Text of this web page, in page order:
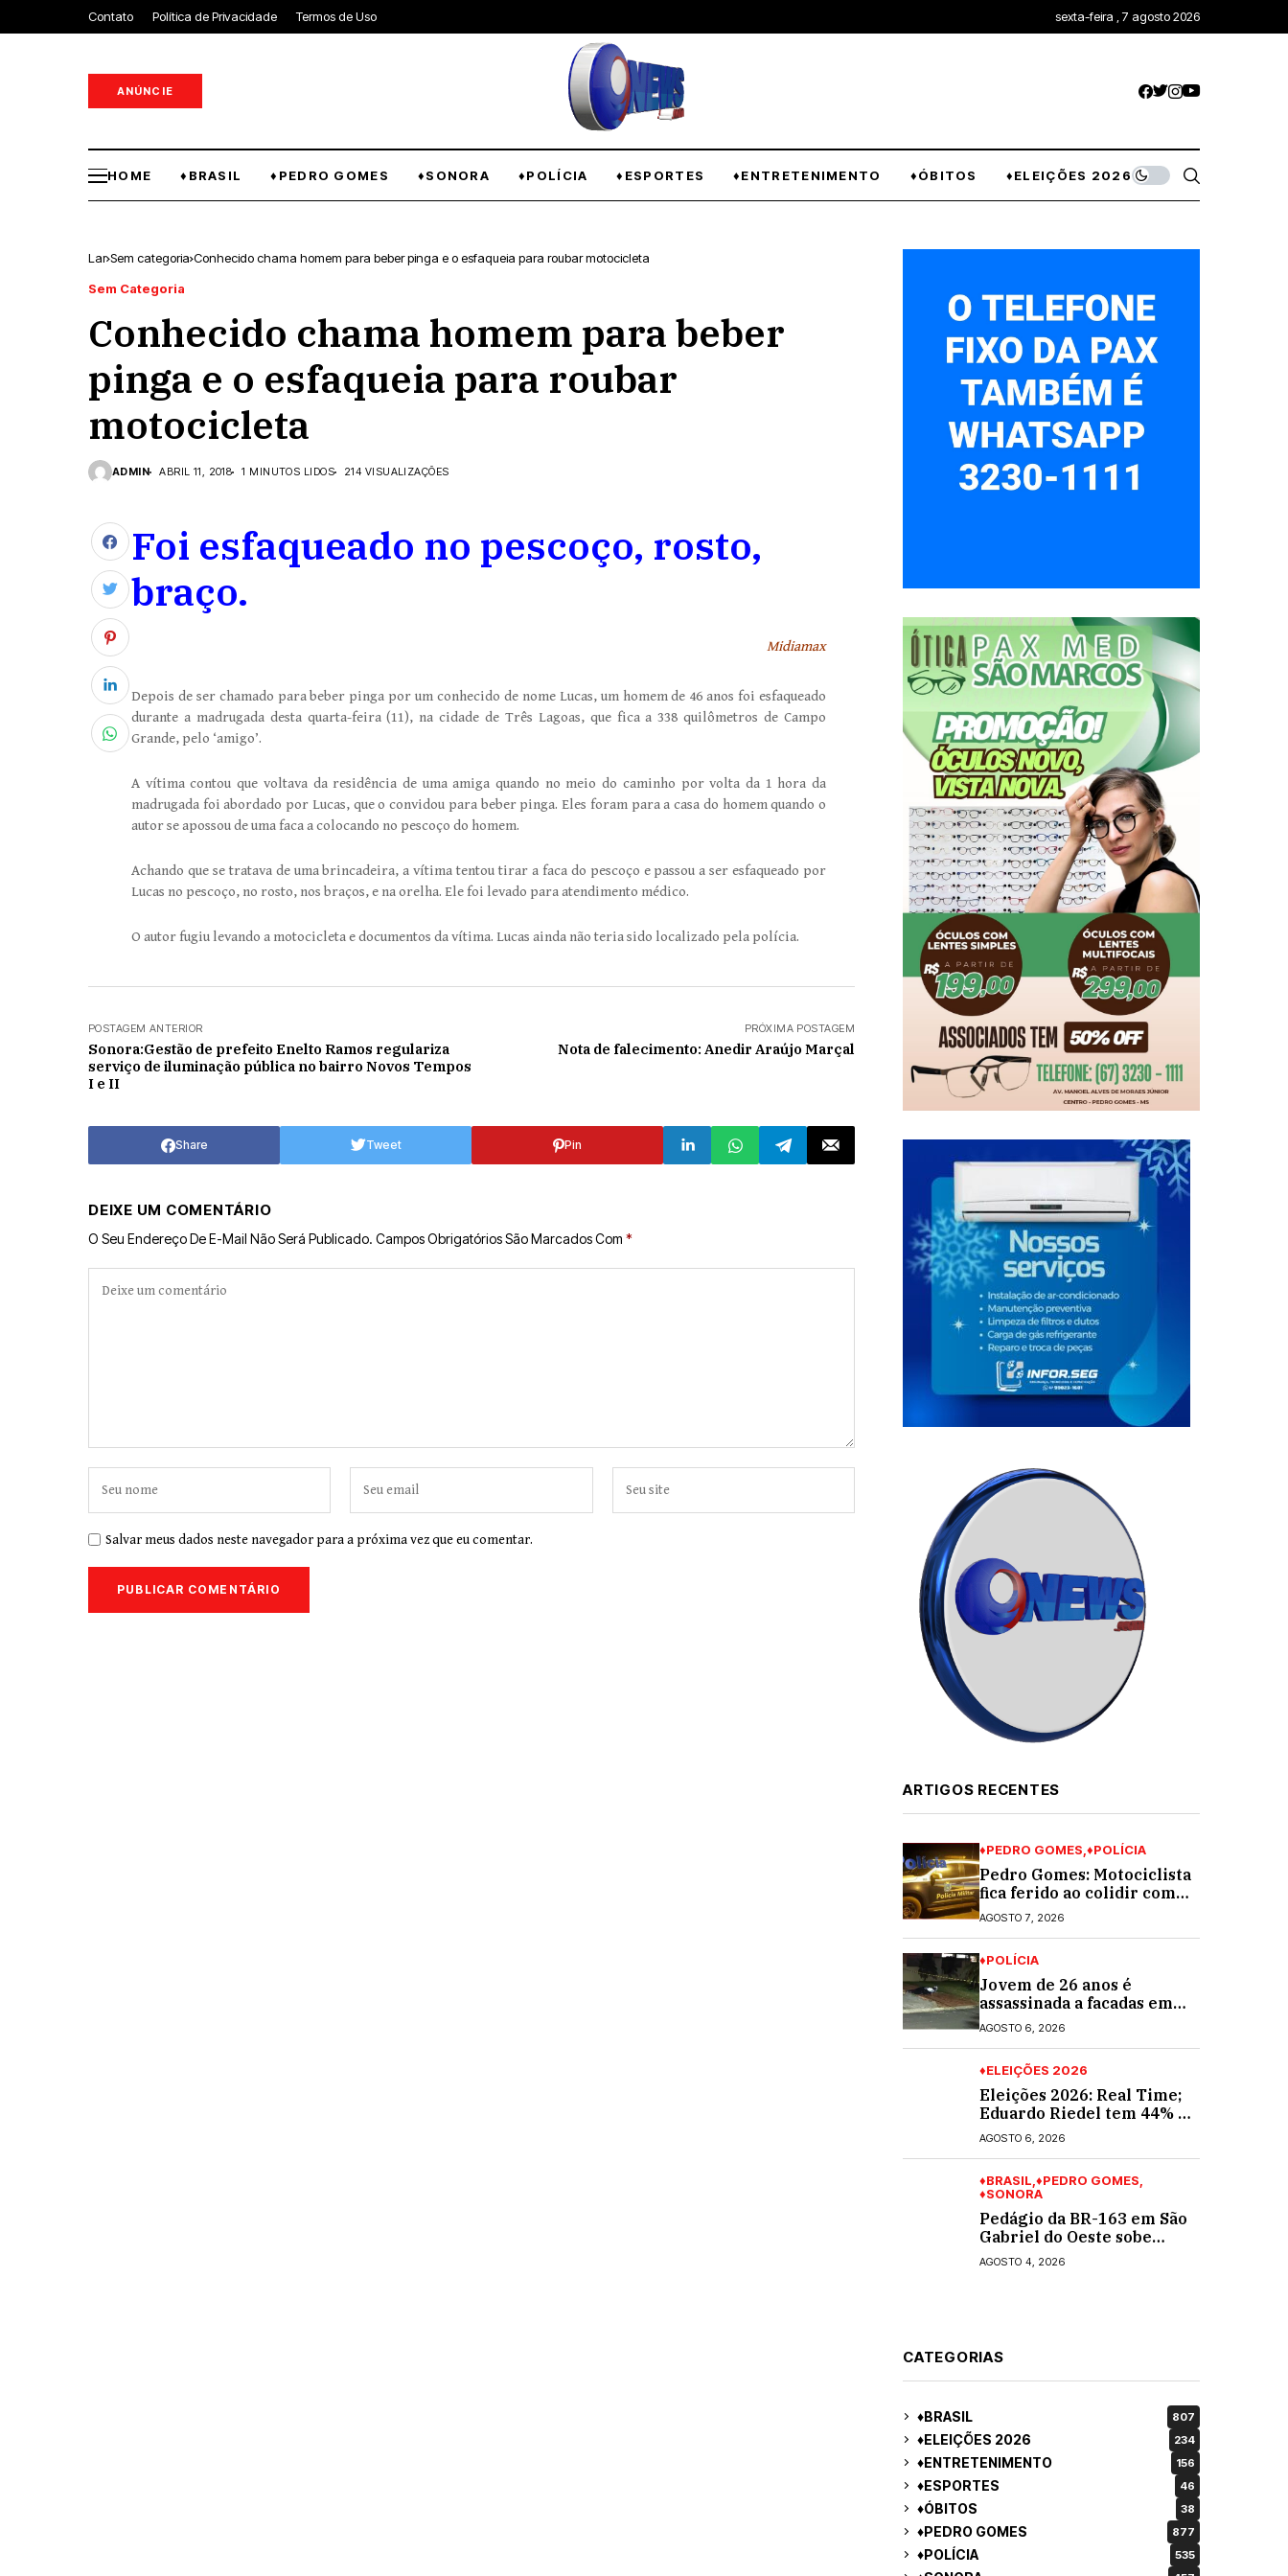
Contato Política de Privacidade Termos de Uso sexta-feira , 7 agosto 2026
ANÚNCIE
HOME ♦BRASIL ♦PEDRO GOMES ♦SONORA ♦POLÍCIA ♦ESPORTES ♦ENTRETENIMENTO ♦ÓBITOS ♦ELEIÇÕES 2026
Lar Sem categoria Conhecido chama homem para beber pinga e o esfaqueia para roubar motocicleta
Sem Categoria
Conhecido chama homem para beber
pinga e o esfaqueia para roubar
motocicleta
ADMIN ABRIL 11, 2018 1 MINUTOS LIDOS 214 VISUALIZAÇÕES
Foi esfaqueado no pescoço, rosto,
braço.
Midiamax
Depois de ser chamado para beber pinga por um conhecido de nome Lucas, um homem de 46 anos foi esfaqueado
durante a madrugada desta quarta-feira (11), na cidade de Três Lagoas, que fica a 338 quilômetros de Campo
Grande, pelo ‘amigo’.
A vítima contou que voltava da residência de uma amiga quando no meio do caminho por volta da 1 hora da
madrugada foi abordado por Lucas, que o convidou para beber pinga. Eles foram para a casa do homem quando o
autor se apossou de uma faca a colocando no pescoço do homem.
Achando que se tratava de uma brincadeira, a vítima tentou tirar a faca do pescoço e passou a ser esfaqueado por
Lucas no pescoço, no rosto, nos braços, e na orelha. Ele foi levado para atendimento médico.
O autor fugiu levando a motocicleta e documentos da vítima. Lucas ainda não teria sido localizado pela polícia.
POSTAGEM ANTERIOR
Sonora:Gestão de prefeito Enelto Ramos regulariza
serviço de iluminação pública no bairro Novos Tempos
I e II
PRÓXIMA POSTAGEM
Nota de falecimento: Anedir Araújo Marçal
Share Tweet Pin
DEIXE UM COMENTÁRIO
O Seu Endereço De E-Mail Não Será Publicado. Campos Obrigatórios São Marcados Com *
Salvar meus dados neste navegador para a próxima vez que eu comentar.
ARTIGOS RECENTES
♦PEDRO GOMES ♦POLÍCIA
Pedro Gomes: Motociclista
fica ferido ao colidir com
automóvel na Av. Diva
Araújo; ele não tinha CNH
AGOSTO 7, 2026
♦POLÍCIA
Jovem de 26 anos é
assassinada a facadas em
Rio Verde de Mato Grosso;
suspeito é procurado
AGOSTO 6, 2026
♦ELEIÇÕES 2026
Eleições 2026: Real Time;
Eduardo Riedel tem 44% e
Fábio Trad, 25%, no 1º
turno para o governo do
AGOSTO 6, 2026
♦BRASIL ♦PEDRO GOMES
♦SONORA
Pedágio da BR-163 em São
Gabriel do Oeste sobe
40,53% e passa a custar R$
10,70 a partir desta quarta-
AGOSTO 4, 2026
CATEGORIAS
♦BRASIL 807
♦ELEIÇÕES 2026 234
♦ENTRETENIMENTO 156
♦ESPORTES 46
♦ÓBITOS 38
♦PEDRO GOMES 877
♦POLÍCIA 535